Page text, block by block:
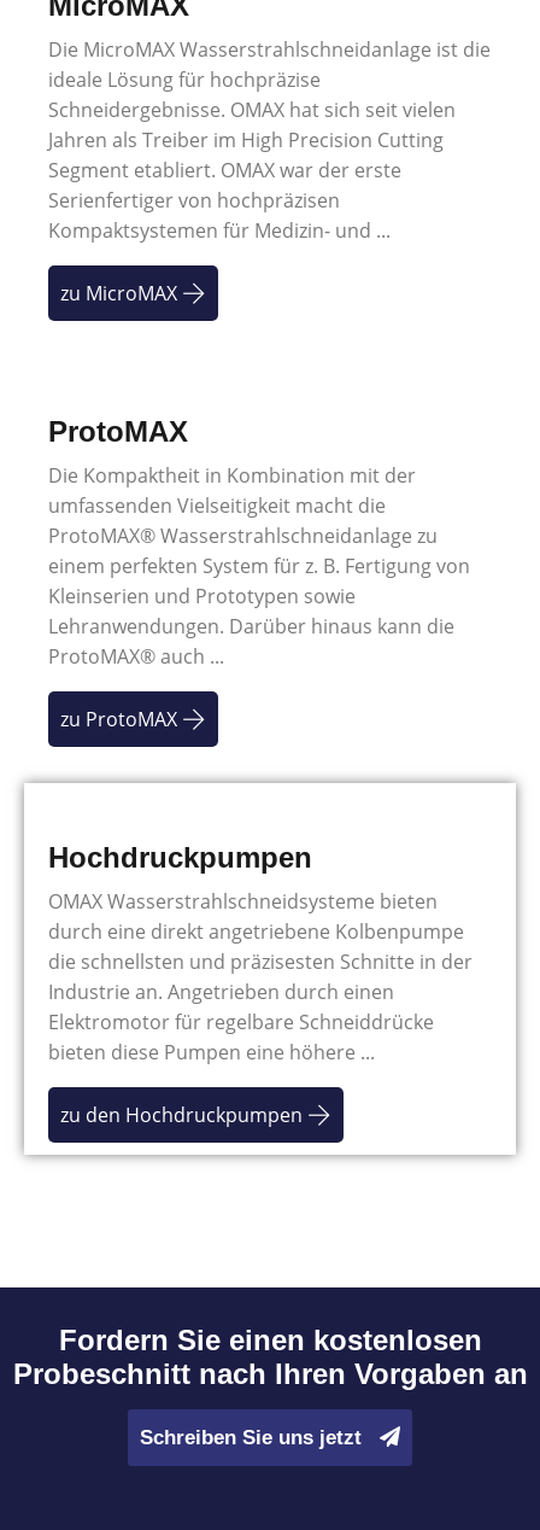
Die MicroMAX Wasserstrahlschneidanlage ist die
ideale Lösung für hochpräzise
Schneidergebnisse. OMAX hat sich seit vielen
Jahren als Treiber im High Precision Cutting
Segment etabliert. OMAX war der erste
Serienfertiger von hochpräzisen
Kompaktsystemen für Medizin- und ...
zu MicroMAX
ProtoMAX
Die Kompaktheit in Kombination mit der
umfassenden Vielseitigkeit macht die
ProtoMAX® Wasserstrahlschneidanlage zu
einem perfekten System für z. B. Fertigung von
Kleinserien und Prototypen sowie
Lehranwendungen. Darüber hinaus kann die
ProtoMAX® auch ...
zu ProtoMAX
Hochdruckpumpen
OMAX Wasserstrahlschneidsysteme bieten
durch eine direkt angetriebene Kolbenpumpe
die schnellsten und präzisesten Schnitte in der
Industrie an. Angetrieben durch einen
Elektromotor für regelbare Schneiddrücke
bieten diese Pumpen eine höhere ...
zu den Hochdruckpumpen
Fordern Sie einen kostenlosen
Probeschnitt nach Ihren Vorgaben an
Schreiben Sie uns jetzt